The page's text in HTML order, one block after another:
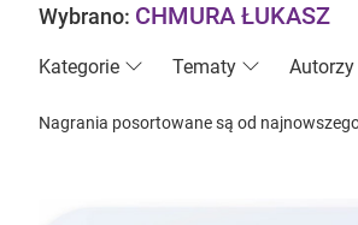
Wybrano: CHMURA ŁUKASZ
Kategorie Tematy Autorzy
Nagrania posortowane są od